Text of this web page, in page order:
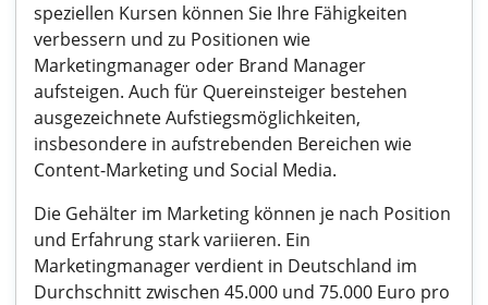
speziellen Kursen können Sie Ihre Fähigkeiten
verbessern und zu Positionen wie
Marketingmanager oder Brand Manager
aufsteigen. Auch für Quereinsteiger bestehen
ausgezeichnete Aufstiegsmöglichkeiten,
insbesondere in aufstrebenden Bereichen wie
Content-Marketing und Social Media.
Die Gehälter im Marketing können je nach Position
und Erfahrung stark variieren. Ein
Marketingmanager verdient in Deutschland im
Durchschnitt zwischen 45.000 und 75.000 Euro pro